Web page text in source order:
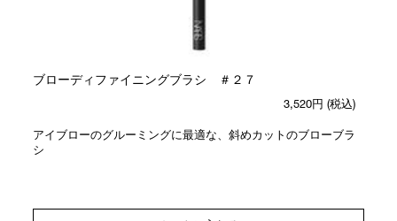
ブローディファイニングブラシ ＃２７
3,520円 (税込)
アイブローのグルーミングに最適な、斜めカットのブローブラ
シ